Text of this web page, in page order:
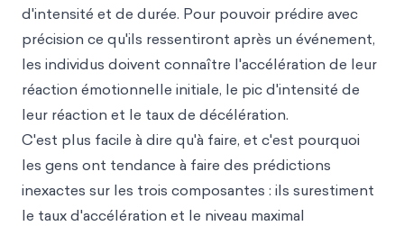
d'intensité et de durée. Pour pouvoir prédire avec
précision ce qu'ils ressentiront après un événement,
les individus doivent connaître l'accélération de leur
réaction émotionnelle initiale, le pic d'intensité de
leur réaction et le taux de décélération.
C'est plus facile à dire qu'à faire, et c'est pourquoi
les gens ont tendance à faire des prédictions
inexactes sur les trois composantes : ils surestiment
le taux d'accélération et le niveau maximal